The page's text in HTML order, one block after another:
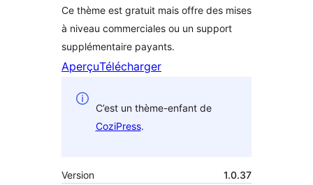
Ce thème est gratuit mais offre des mises
à niveau commerciales ou un support
supplémentaire payants.
AperçuTélécharger
C’est un thème-enfant de
CoziPress.
Version
1.0.37